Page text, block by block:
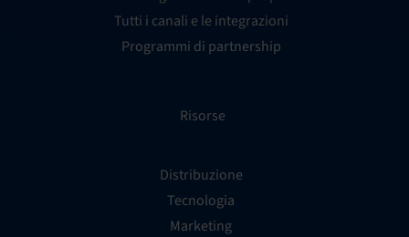
Tutti i canali e le integrazioni
Programmi di partnership
Risorse
Distribuzione
Tecnologia
Marketing